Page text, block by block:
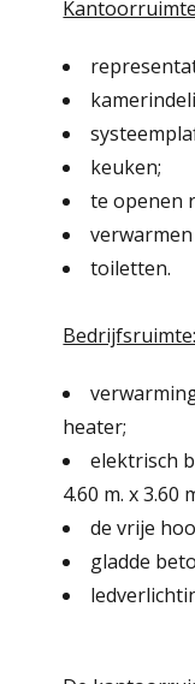
keuken;
te openen
toiletten.
Bedrijfsruimte:
heater;
elektrisch
4.60 m. x 3.60
de vrije
gladde